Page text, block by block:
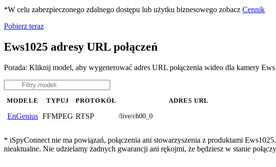
*W celu zabezpieczonego zdalnego dostępu lub użytku biznesowego zobacz Cennik
Pobierz teraz
Ews1025 adresy URL połączeń
Porada: Kliknij model, aby wygenerować adres URL połączenia wideo dla kamery
MODELE TYPUJ PROTOKÓŁ ADRES URL
EnGenius FFMPEG RTSP /live/ch00_0
* iSpyConnect nie ma powiązań, połączenia ani stowarzyszenia z produktami
nieaktualne. Nie udzielamy żadnych gwarancji ani rękojmi, że będziesz w stanie